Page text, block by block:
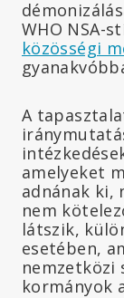
WHO NSA-
közösségi
A
amelyeket
adnának ki,
nem
látszik,
esetében,
nemzetközi
kormányok